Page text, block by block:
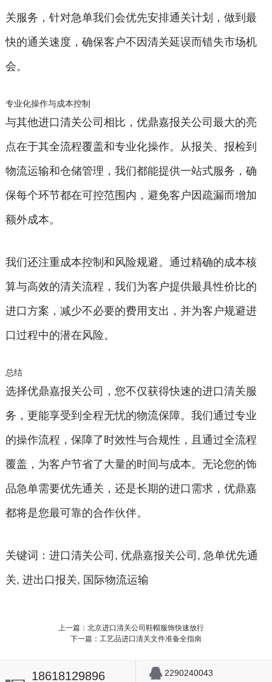
关服务，针对急单我们会优先安排通关计划，做到最
快的通关速度，确保客户不因清关延误而错失市场机
会。
专业化操作与成本控制
与其他进口清关公司相比，优鼎嘉报关公司最大的亮
点在于其全流程覆盖和专业化操作。从报关、报检到
物流运输和仓储管理，我们都能提供一站式服务，确
保每个环节都在可控范围内，避免客户因疏漏而增加
额外成本。
我们还注重成本控制和风险规避。通过精确的成本核
算与高效的清关流程，我们为客户提供最具性价比的
进口方案，减少不必要的费用支出，并为客户规避进
口过程中的潜在风险。
总结
选择优鼎嘉报关公司，您不仅获得快速的进口清关服
务，更能享受到全程无忧的物流保障。我们通过专业
的操作流程，保障了时效性与合规性，且通过全流程
覆盖，为客户节省了大量的时间与成本。无论您的饰
品急单需要优先通关，还是长期的进口需求，优鼎嘉
都将是您最可靠的合作伙伴。
关键词：进口清关公司, 优鼎嘉报关公司, 急单优先通
关, 进出口报关, 国际物流运输
上一篇：北京进口清关公司鞋帽服饰快速放行
下一篇：工艺品进口清关文件准备全指南
18618129896 2290240043